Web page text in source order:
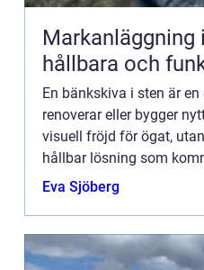
Markanläggning
hållbara och
En bänkskiva i sten är
renoverar eller bygger
visuell fröjd för ögat,
hållbar lösning som
Eva Sjöberg